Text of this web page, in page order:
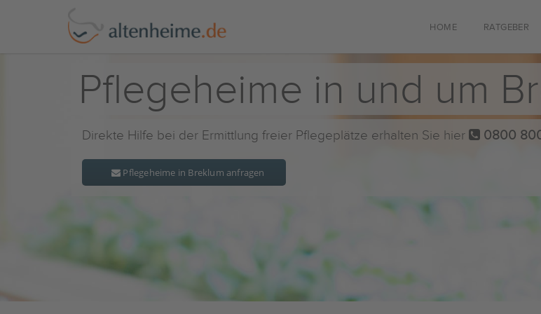
HOME RATGEBER
Pflegeheime in und um
Direkte Hilfe bei der Ermittlung freier Pflegeplätze erhalten Sie hier 0800
Pflegeheime in Breklum anfragen